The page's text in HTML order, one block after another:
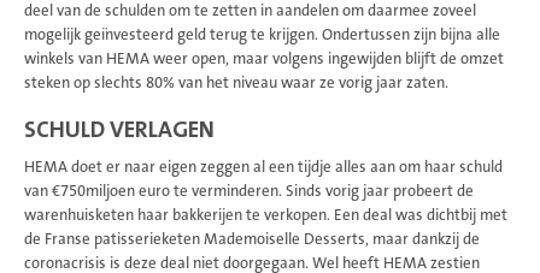
deel van de schulden om te zetten in aandelen om daarmee zoveel
mogelijk geïnvesteerd geld terug te krijgen. Ondertussen zijn bijna alle
winkels van HEMA weer open, maar volgens ingewijden blijft de omzet
steken op slechts 80% van het niveau waar ze vorig jaar zaten.
SCHULD VERLAGEN
HEMA doet er naar eigen zeggen al een tijdje alles aan om haar schuld
van €750miljoen euro te verminderen. Sinds vorig jaar probeert de
warenhuisketen haar bakkerijen te verkopen. Een deal was dichtbij met
de Franse patisserieketen Mademoiselle Desserts, maar dankzij de
coronacrisis is deze deal niet doorgegaan. Wel heeft HEMA zestien